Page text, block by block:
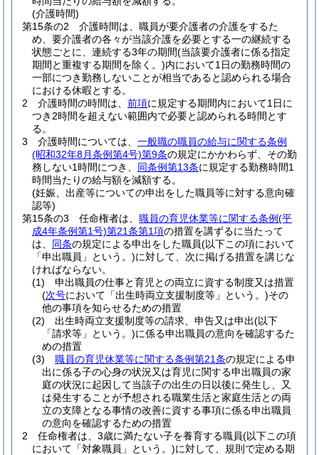
(介護時間)
第15条の2
介護時間は、職員が要介護者の介護をするた
め、要介護者の各々が当該介護を必要とする一の継続する
状態ごとに、連続する3年の期間(当該要介護者に係る指定
期間と重複する期間を除く。)内において1日の勤務時間の
一部につき勤務しないことが相当であると認められる場合
における休暇とする。
2
介護時間の時間は、 前項に規定する期間内において1日に
つき2時間を超えない範囲内で必要と認められる時間とす
る。
3
介護時間については、 一般職の職員の給与に関する条例
(昭和32年8月条例第4号)第9条の規定にかかわらず、その勤
務しない1時間につき、 同条例第13条に規定する勤務時間1
時間当たりの給与額を減額する。
(妊娠、出産等についての申出をした職員等に対する意向確
認等)
第15条の3
任命権者は、 職員の育児休業等に関する条例(平
成4年条例第1号)第21条第1項の措置を講ずるに当たって
は、 同条の規定による申出をした職員(以下この項において
「申出職員」という。)に対して、次に掲げる措置を講じな
ければならない。
(1)
申出職員の仕事と育児との両立に資する制度又は措置
(次号において「出生時両立支援制度等」という。)その
他の事項を知らせるための措置
(2)
出生時両立支援制度等の請求、申告又は申出(以下
「請求等」という。)に係る申出職員の意向を確認するた
めの措置
(3)
職員の育児休業等に関する条例第21条の規定による申
出に係る子の心身の状況又は育児に関する申出職員の家
庭の状況に起因して当該子の出生の日以後に発生し、又
は発生することが予想される職業生活と家庭生活との両
立の支障となる事情の改善に資する事項に係る申出職員
の意向を確認するための措置
2
任命権者は、3歳に満たない子を養育する職員(以下この項
において「対象職員」という。)に対して、規則で定める期